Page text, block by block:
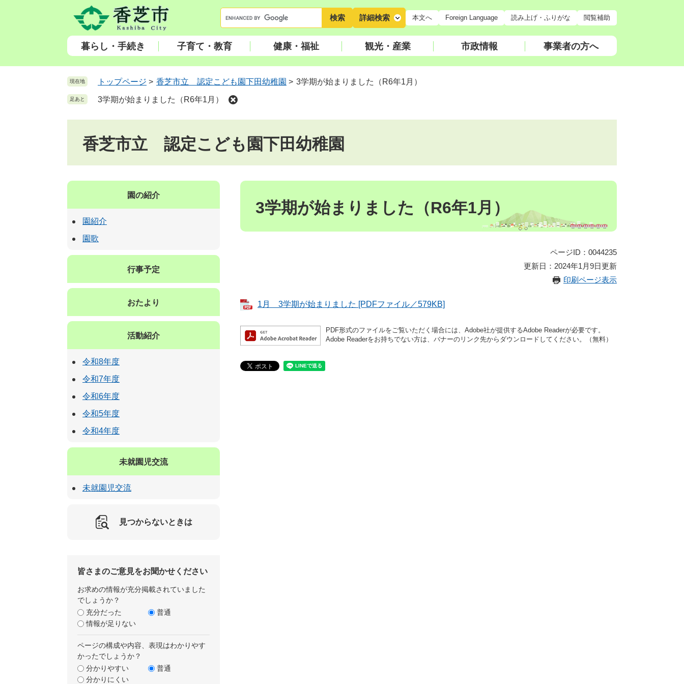
頭
飛
ー
ワ
ー
索
詳細検索 本文へ Foreign Language 読み上げ・ふりがな 閲覧補助
暮らし・手続き 子育て・教育 健康・福祉 観光・産業 市政情報 事業者の方へ
現在地 トップページ > 香芝市立 認定こども園下田幼稚園 > 3学期が始まりました（R6年1月）
足あと 3学期が始まりました（R6年1月）
香芝市立 認定こども園下田幼稚園
本
3学期が始まりました（R6年1月）
ページID：0044235
更新日：2024年1月9日更新
印刷ページ表示
1月 3学期が始まりました [PDFファイル／579KB]
PDF形式のファイルをご覧いただく場合には、Adobe社が提供するAdobe Readerが必要です。
Adobe Readerをお持ちでない方は、バナーのリンク先からダウンロードしてください。（無料）
園の紹介
園紹介
園歌
行事予定
おたより
活動紹介
令和8年度
令和7年度
令和6年度
令和5年度
令和4年度
未就園児交流
未就園児交流
見つからないときは
皆さまのご意見をお聞かせください
お求めの情報が充分掲載されていました
でしょうか？
充分だった
普通
情報が足りない
ページの構成や内容、表現はわかりやす
かったでしょうか？
分かりやすい
普通
分かりにくい